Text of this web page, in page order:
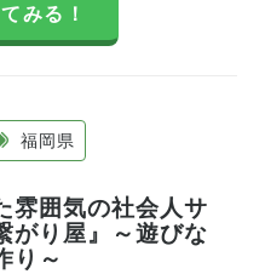
みる！
福岡県
雰囲気の社会人サ
がり屋』～遊びな
り～